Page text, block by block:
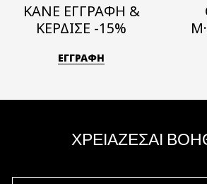
ΚΑΝΕ ΕΓΓΡΑΦΗ &
ΚΕΡΔΙΣΕ -15%
ΕΓΓΡΑΦΗ
ΧΡΕΙΑΖΕΣΑΙ